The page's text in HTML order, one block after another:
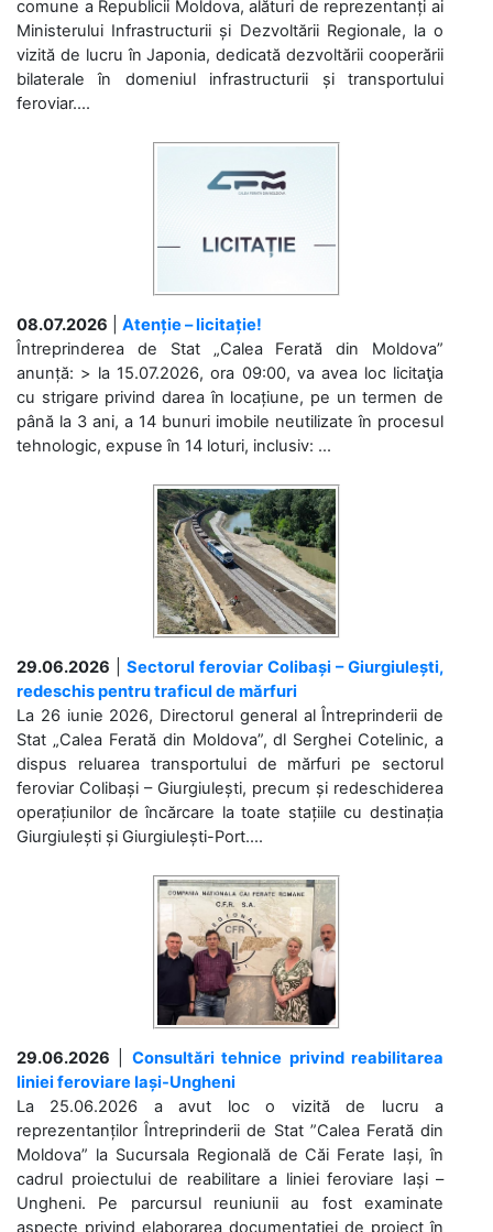
comune a Republicii Moldova, alături de reprezentanți ai
Ministerului Infrastructurii și Dezvoltării Regionale, la o
vizită de lucru în Japonia, dedicată dezvoltării cooperării
bilaterale în domeniul infrastructurii și transportului
feroviar....
08.07.2026
Atenție – licitație!
Întreprinderea de Stat „Calea Ferată din Moldova”
anunță: > la 15.07.2026, ora 09:00, va avea loc licitaţia
cu strigare privind darea în locațiune, pe un termen de
până la 3 ani, a 14 bunuri imobile neutilizate în procesul
tehnologic, expuse în 14 loturi, inclusiv: ...
29.06.2026
Sectorul feroviar Colibași – Giurgiulești,
redeschis pentru traficul de mărfuri
La 26 iunie 2026, Directorul general al Întreprinderii de
Stat „Calea Ferată din Moldova”, dl Serghei Cotelinic, a
dispus reluarea transportului de mărfuri pe sectorul
feroviar Colibași – Giurgiulești, precum și redeschiderea
operațiunilor de încărcare la toate stațiile cu destinația
Giurgiulești și Giurgiulești-Port....
29.06.2026
Consultări tehnice privind reabilitarea
liniei feroviare Iași-Ungheni
La 25.06.2026 a avut loc o vizită de lucru a
reprezentanților Întreprinderii de Stat ”Calea Ferată din
Moldova” la Sucursala Regională de Căi Ferate Iași, în
cadrul proiectului de reabilitare a liniei feroviare Iași –
Ungheni. Pe parcursul reuniunii au fost examinate
aspecte privind elaborarea documentației de proiect în